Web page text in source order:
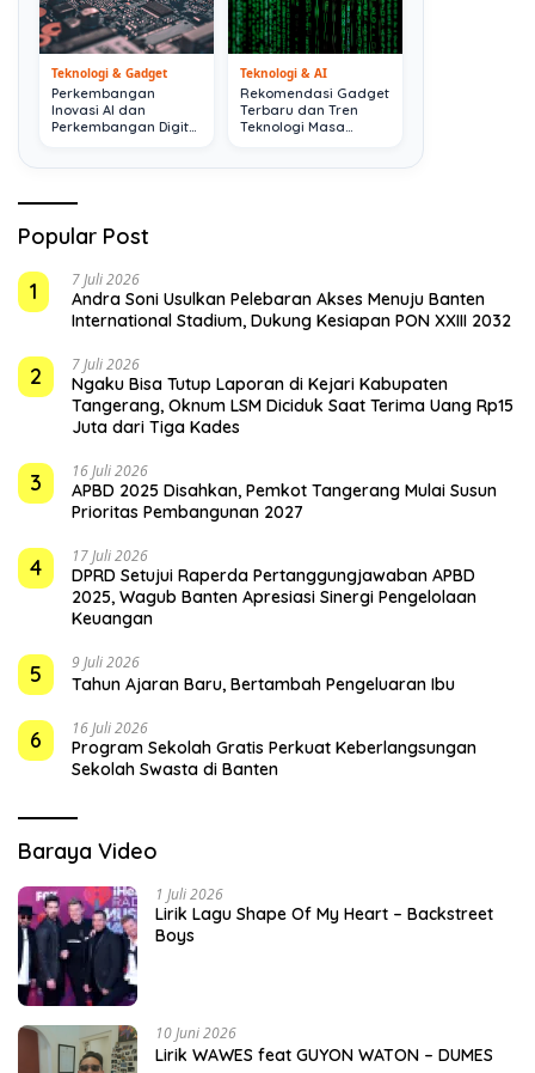
Teknologi & Gadget
Perkembangan
Inovasi AI dan
Perkembangan Digital
Teknologi & AI
Rekomendasi Gadget
Terbaru dan Tren
Teknologi Masa
Popular Post
1
7 Juli 2026
Andra Soni Usulkan Pelebaran Akses Menuju Banten
International Stadium, Dukung Kesiapan PON XXIII 2032
2 7 Juli 2026
Ngaku Bisa Tutup Laporan di Kejari Kabupaten
Tangerang, Oknum LSM Diciduk Saat Terima Uang Rp15
Juta dari Tiga Kades
3 16 Juli 2026
APBD 2025 Disahkan, Pemkot Tangerang Mulai Susun
Prioritas Pembangunan 2027
4 17 Juli 2026
DPRD Setujui Raperda Pertanggungjawaban APBD
2025, Wagub Banten Apresiasi Sinergi Pengelolaan
Keuangan
5 9 Juli 2026
Tahun Ajaran Baru, Bertambah Pengeluaran Ibu
6 16 Juli 2026
Program Sekolah Gratis Perkuat Keberlangsungan
Sekolah Swasta di Banten
Baraya Video
1 Juli 2026
Lirik Lagu Shape Of My Heart – Backstreet
Boys
10 Juni 2026
Lirik WAWES feat GUYON WATON – DUMES